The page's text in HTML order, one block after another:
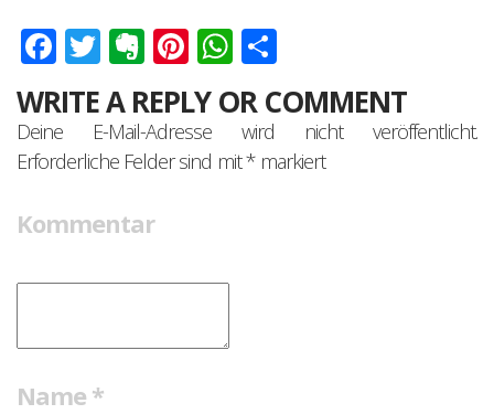
Facebook
Twitter
Evernote
Pinterest
WhatsApp
WRITE A REPLY OR COMMENT
Deine E-Mail-Adresse wird nicht veröffentlicht.
Erforderliche Felder sind mit*markiert
Kommentar
Name *